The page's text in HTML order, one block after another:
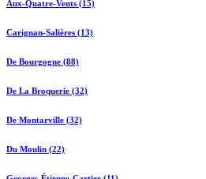
Aux-Quatre-Vents (15)
Carignan-Salières (13)
De Bourgogne (88)
De La Broquerie (32)
De Montarville (32)
Du Moulin (22)